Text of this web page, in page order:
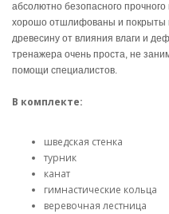
абсолютно безопасного
хорошо отшлифованы и
древесину от влияния влаги и
тренажера очень проста, не
помощи специалистов.
В комплекте:
шведская стенка
турник
канат
гимнастические кольца
веревочная лестница